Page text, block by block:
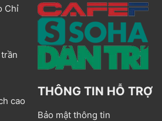
Chỉ
cao
THÔNG TIN HỖ TRỢ
Bảo mật thông tin